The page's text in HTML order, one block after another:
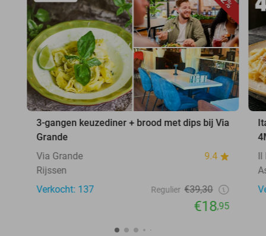
3-gangen keuzediner + brood met dips bij Via
Grande
Via Grande
9.4
Rijssen
Verkocht: 137
Regulier €39,30
€18,95